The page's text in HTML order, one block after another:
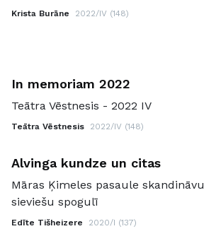
Krista Burāne 2022/IV (148)
In memoriam 2022
Teātra Vēstnesis - 2022 IV
Teātra Vēstnesis 2022/IV (148)
Alvinga kundze un citas
Māras Ķimeles pasaule skandināvu
sieviešu spogulī
Edīte Tišheizere 2020/I (137)